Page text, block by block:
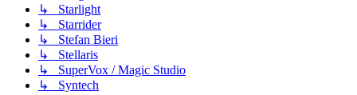
↳ Starlight
↳ Starrider
↳ Stefan Bieri
↳ Stellaris
↳ SuperVox / Magic Studio
↳ Syntech